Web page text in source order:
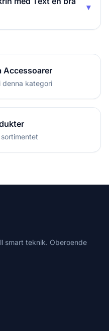
▾
Accessoarer
denna kategori
smart teknik. Oberoende